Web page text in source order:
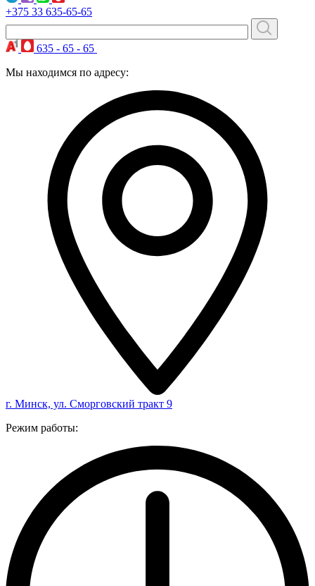
+375 33 635-65-65
635 - 65 - 65
Мы находимся по адресу:
г. Минск, ул. Сморговский тракт 9
Режим работы: